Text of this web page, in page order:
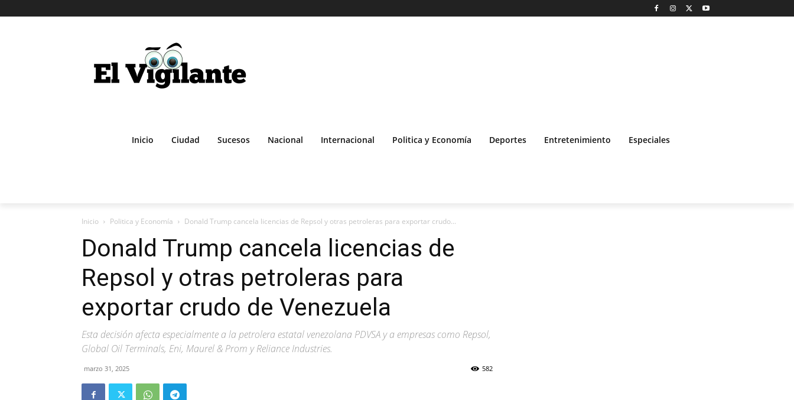
Inicio Ciudad Sucesos Nacional Internacional Politica y Economía Deportes Entretenimiento Especiales
Inicio Politica y Economía Donald Trump cancela licencias de Repsol y otras petroleras para exportar crudo...
Donald Trump cancela licencias de
Repsol y otras petroleras para
exportar crudo de Venezuela
Esta decisión afecta especialmente a la petrolera estatal venezolana PDVSA y a empresas como Repsol,
Global Oil Terminals, Eni, Maurel & Prom y Reliance Industries.
marzo 31, 2025 582